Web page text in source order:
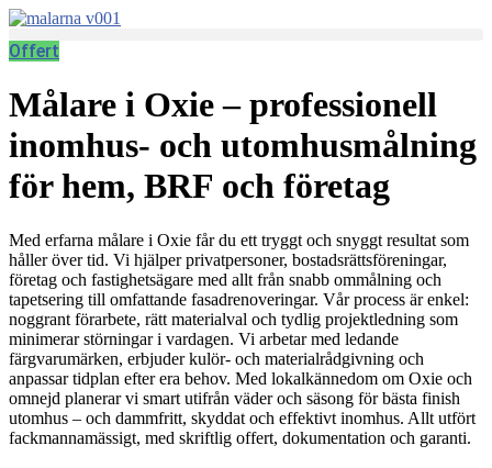
Skip
to
content
Offert
Målare i Oxie – professionell
inomhus- och utomhusmålning
för hem, BRF och företag
Med erfarna målare i Oxie får du ett tryggt och snyggt resultat som
håller över tid. Vi hjälper privatpersoner, bostadsrättsföreningar,
företag och fastighetsägare med allt från snabb ommålning och
tapetsering till omfattande fasadrenoveringar. Vår process är enkel:
noggrant förarbete, rätt materialval och tydlig projektledning som
minimerar störningar i vardagen. Vi arbetar med ledande
färgvarumärken, erbjuder kulör- och materialrådgivning och
anpassar tidplan efter era behov. Med lokalkännedom om Oxie och
omnejd planerar vi smart utifrån väder och säsong för bästa finish
utomhus – och dammfritt, skyddat och effektivt inomhus. Allt utfört
fackmannamässigt, med skriftlig offert, dokumentation och garanti.